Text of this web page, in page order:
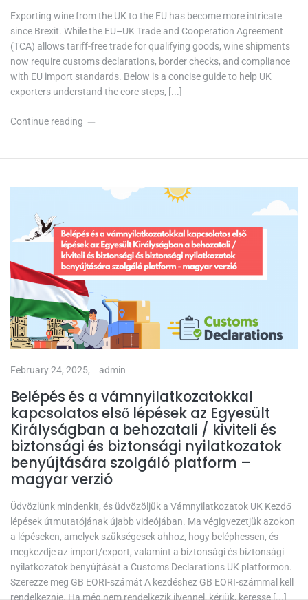
Exporting wine from the UK to the EU has become more intricate
since Brexit. While the EU–UK Trade and Cooperation Agreement
(TCA) allows tariff-free trade for qualifying goods, wine shipments
now require customs declarations, border checks, and compliance
with EU import standards. Below is a concise guide to help UK
exporters understand the core steps, [...]
Continue reading
February 24, 2025, admin
Belépés és a vámnyilatkozatokkal
kapcsolatos első lépések az Egyesült
Királyságban a behozatali / kiviteli és
biztonsági és biztonsági nyilatkozatok
benyújtására szolgáló platform –
magyar verzió
Üdvözlünk mindenkit, és üdvözöljük a Vámnyilatkozatok UK Kezdő
lépések útmutatójának újabb videójában. Ma végigvezetjük azokon
a lépéseken, amelyek szükségesek ahhoz, hogy beléphessen, és
megkezdje az import/export, valamint a biztonsági és biztonsági
nyilatkozatok benyújtását a Customs Declarations UK platformon.
Szerezze meg GB EORI-számát A kezdéshez GB EORI-számmal kell
rendelkeznie. Ha még nem rendelkezik ilyennel, kérjük, keresse [...]